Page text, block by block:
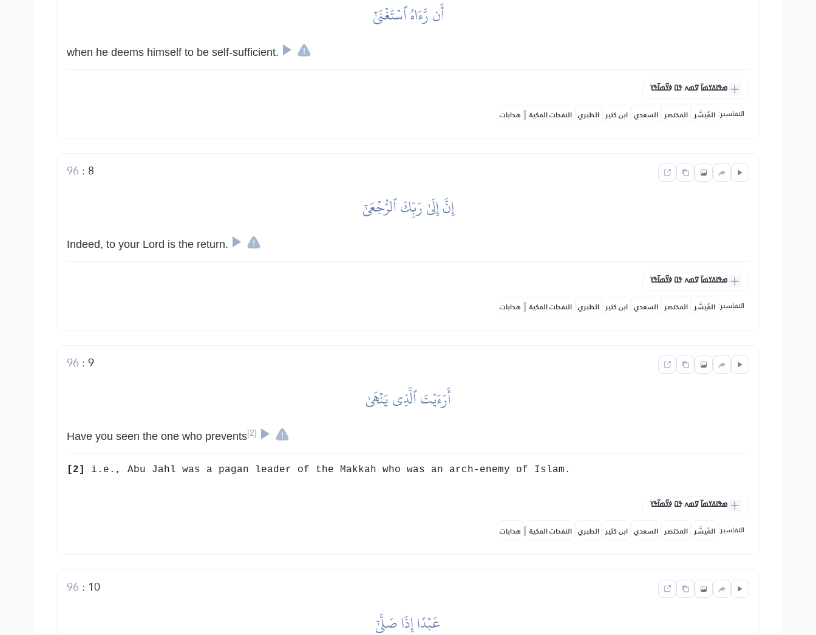
أَن رَّءَاهُ ٱسۡتَغۡنَىٰٓ
when he deems himself to be self-sufficient.
ߘߟߊߡߌߘߊ߫ ߜߘߍ ߟߎ߫ ߦߌ߬ߘߊ߬ߟߌ
التفاسير: المُيسَّر المختصر السعدي ابن كثير الطبري النفحات المكية | هدايات
8
:
96
إِنَّ إِلَىٰ رَبِّكَ ٱلرُّجۡعَىٰٓ
Indeed, to your Lord is the return.
ߘߟߊߡߌߘߊ߫ ߜߘߍ ߟߎ߫ ߦߌ߬ߘߊ߬ߟߌ
التفاسير: المُيسَّر المختصر السعدي ابن كثير الطبري النفحات المكية | هدايات
9
:
96
أَرَءَيۡتَ ٱلَّذِي يَنۡهَىٰ
Have you seen the one who prevents[2]
[2] i.e., Abu Jahl was a pagan leader of the Makkah who was an arch-enemy of Islam.
ߘߟߊߡߌߘߊ߫ ߜߘߍ ߟߎ߫ ߦߌ߬ߘߊ߬ߟߌ
التفاسير: المُيسَّر المختصر السعدي ابن كثير الطبري النفحات المكية | هدايات
10
:
96
عَبۡدًا إِذَا صَلَّىٰٓ